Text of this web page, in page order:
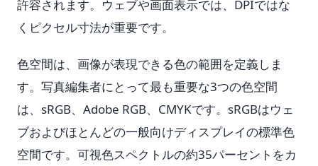
許容されます。ウェブや画面表示では、DPIではな
くピクセル寸法が重要です。
色空間は、画像が表現できる色の範囲を定義しま
す。写真編集者にとって最も重要な3つの色空間
は、sRGB、Adobe RGB、CMYKです。sRGBはウェ
ブおよびほとんどの一般向けディスプレイの標準色
空間です。可視色スペクトルの約35パーセントをカ